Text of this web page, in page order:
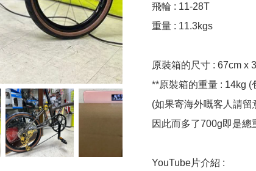
飛輪 : 11-28T
重量 : 11.3kgs
原裝箱的尺寸 : 67cm x
**原裝箱的重量 : 14kg (
(如果寄海外嘅客人請
因此而多了700g即是
YouTube片介紹 :